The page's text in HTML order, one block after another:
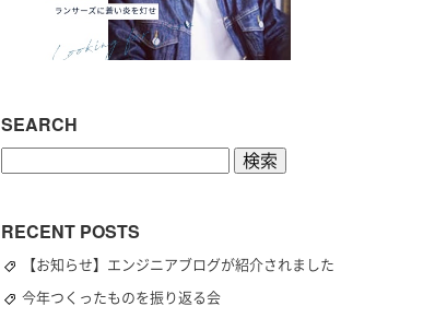
SEARCH
RECENT POSTS
【お知らせ】エンジニアブログが紹介されました
今年つくったものを振り返る会